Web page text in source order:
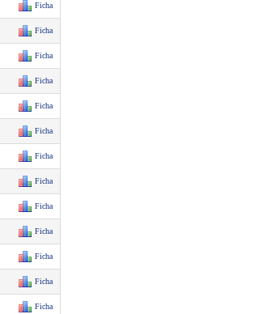
Ficha
Ficha
Ficha
Ficha
Ficha
Ficha
Ficha
Ficha
Ficha
Ficha
Ficha
Ficha
Ficha